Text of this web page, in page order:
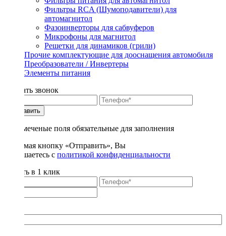
Фильтры RCA (Шумоподавители) для
автомагнитол
Фазоинверторы для сабвуферов
Микрофоны для магнитол
Решетки для динамиков (грили)
Прочие комплектующие для дооснащения автомобиля
Преобразователи / Инвертеры
Элементы питания
Заказать звонок
Отправить
* - отмеченые поля обязательные для заполнения
Нажимая кнопку «Отправить», Вы
соглашаетесь с политикой конфиденциальности
Купить в 1 клик